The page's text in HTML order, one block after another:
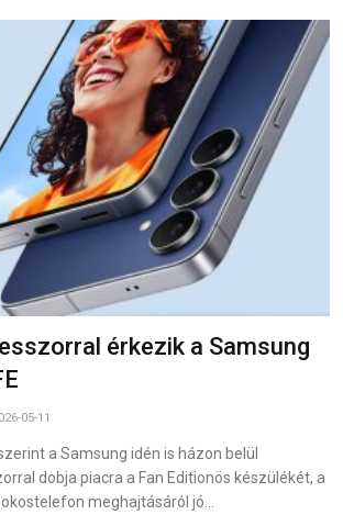
érkezik a Samsung
05-11
a Samsung idén is házon belül
dobja piacra a Fan Editionös készülékét, a
meghajtásáról jó…